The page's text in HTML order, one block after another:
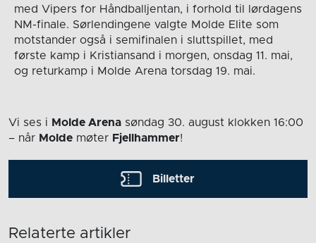
med Vipers for Håndballjentan, i forhold til lørdagens
NM-finale. Sørlendingene valgte Molde Elite som
motstander også i semifinalen i sluttspillet, med
første kamp i Kristiansand i morgen, onsdag 11. mai,
og returkamp i Molde Arena torsdag 19. mai.
Vi ses i Molde Arena søndag 30. august klokken 16:00
– når Molde møter Fjellhammer!
Billetter
Relaterte artikler